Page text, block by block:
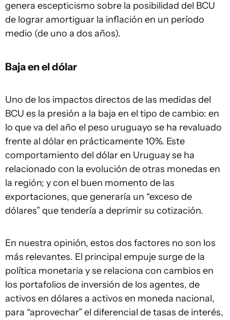
genera escepticismo sobre la posibilidad del BCU
de lograr amortiguar la inflación en un período
medio (de uno a dos años).
Baja en el dólar
Uno de los impactos directos de las medidas del
BCU es la presión a la baja en el tipo de cambio: en
lo que va del año el peso uruguayo se ha revaluado
frente al dólar en prácticamente 10%. Este
comportamiento del dólar en Uruguay se ha
relacionado con la evolución de otras monedas en
la región; y con el buen momento de las
exportaciones, que generaría un “exceso de
dólares” que tendería a deprimir su cotización.
En nuestra opinión, estos dos factores no son los
más relevantes. El principal empuje surge de la
política monetaria y se relaciona con cambios en
los portafolios de inversión de los agentes, de
activos en dólares a activos en moneda nacional,
para “aprovechar” el diferencial de tasas de interés,